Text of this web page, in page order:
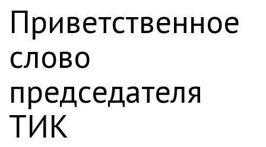
Приветственное
слово
председателя
ТИК